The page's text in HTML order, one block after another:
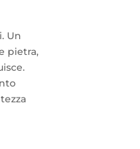
Un
pietra,